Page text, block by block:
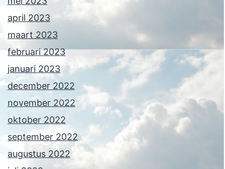
april 2023
maart 2023
februari 2023
januari 2023
december 2022
november 2022
oktober 2022
september 2022
augustus 2022